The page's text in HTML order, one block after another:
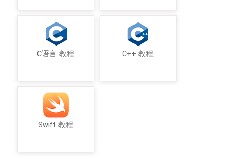
C语言 教程 C++ 教程
Swift 教程